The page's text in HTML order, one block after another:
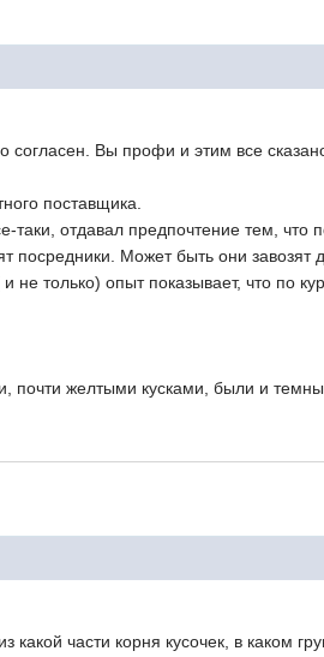
Вы профи и этим все
поставщика.
таки, отдавал предпочтение тем,
посредники. Может быть они
только) опыт показывает, что по
почти желтыми кусками, были и
части корня кусочек, в каком